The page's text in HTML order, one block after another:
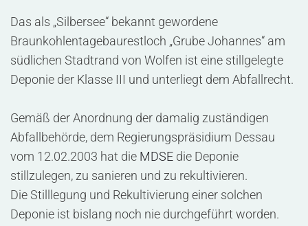
Das als „Silbersee“ bekannt gewordene
Braunkohlentagebaurestloch „Grube Johannes“ am
südlichen Stadtrand von Wolfen ist eine stillgelegte
Deponie der Klasse III und unterliegt dem Abfallrecht.
Gemäß der Anordnung der damalig zuständigen
Abfallbehörde, dem Regierungspräsidium Dessau
vom 12.02.2003 hat die MDSE die Deponie
stillzulegen, zu sanieren und zu rekultivieren.
Die Stilllegung und Rekultivierung einer solchen
Deponie ist bislang noch nie durchgeführt worden.